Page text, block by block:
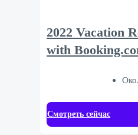
2022 Vacation
with
Смотреть сейчас